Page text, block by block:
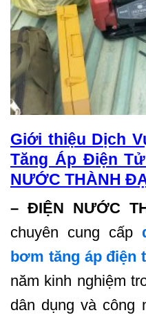
Giới thiệu Dịch
Tăng Áp Điện
NƯỚC THÀNH
– ĐIỆN NƯỚC
chuyên cung cấp
bơm tăng áp điện
năm kinh nghiệm
dân dụng và công